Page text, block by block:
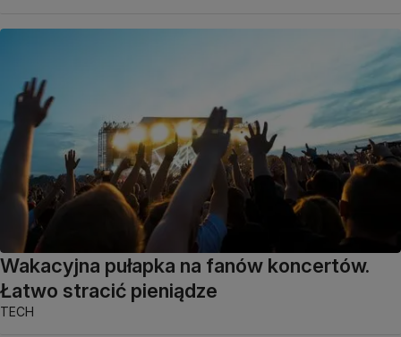
Wakacyjna pułapka na fanów koncertów.
Łatwo stracić pieniądze
TECH